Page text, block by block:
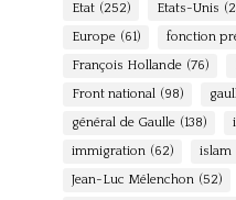
Etat (252) Etats-Unis
Europe (61) fonction
François Hollande (76)
Front national (98)
général de Gaulle (138)
immigration (62) islam
Jean-Luc Mélenchon (52)